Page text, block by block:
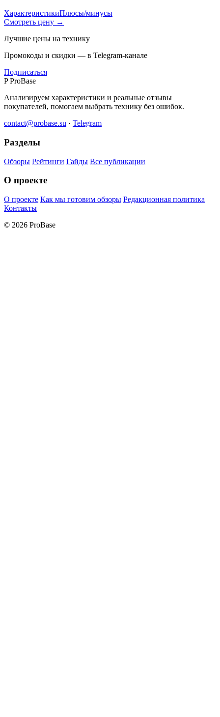
ХарактеристикиПлюсы/минусы
Смотреть цену →
Лучшие цены на технику
Промокоды и скидки — в Telegram-канале
Подписаться
P ProBase
Анализируем характеристики и реальные отзывы
покупателей, помогаем выбрать технику без ошибок.
contact@probase.su · Telegram
Разделы
Обзоры Рейтинги Гайды Все публикации
О проекте
О проекте Как мы готовим обзоры Редакционная политика
Контакты
© 2026 ProBase